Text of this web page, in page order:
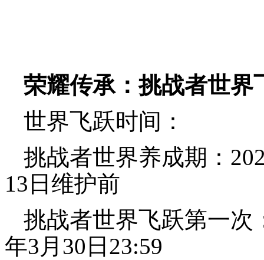
荣耀传承：挑战者世界
世界飞跃时间：
挑战者世界养成期：
13日维护前
挑战者世界飞跃第一次
年3月30日23:59